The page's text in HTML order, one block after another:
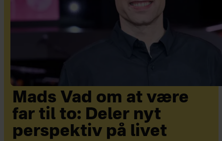
Mads Vad om at være
far til to: Deler nyt
perspektiv på livet